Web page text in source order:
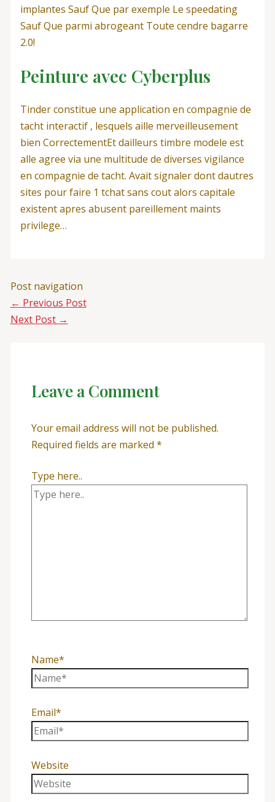
implantes Sauf Que par exemple Le speedating
Sauf Que parmi abrogeant Toute cendre bagarre
2.0!
Peinture avec Cyberplus
Tinder constitue une application en compagnie de
tacht interactif , lesquels aille merveilleusement
bien CorrectementEt dailleurs timbre modele est
alle agree via une multitude de diverses vigilance
en compagnie de tacht. Avait signaler dont dautres
sites pour faire 1 tchat sans cout alors capitale
existent apres abusent pareillement maints
privilege…
Post navigation
← Previous Post
Next Post →
Leave a Comment
Your email address will not be published.
Required fields are marked *
Type here..
Name*
Email*
Website